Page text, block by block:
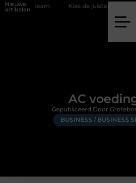
Nieuwe
artikelen
team Kies de juiste diamantboor voor
AC
BUSINESS / BUSINESS
Gepubliceerd Door